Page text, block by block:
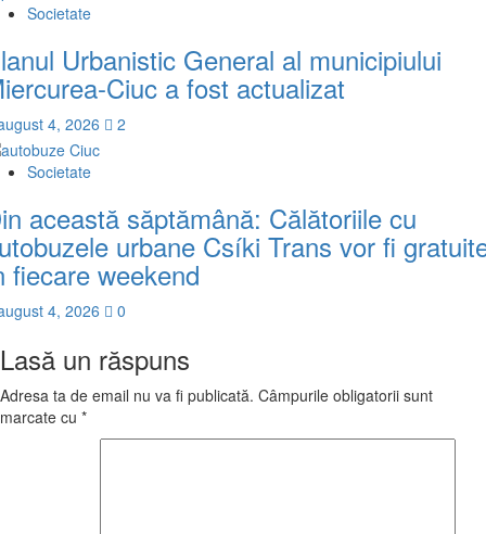
Societate
Urbanistic General al municipiului
Ciuc a fost actualizat
4, 2026 2
Societate
această săptămână: Călătoriile cu
urbane Csíki Trans vor fi
fiecare weekend
4, 2026 0
Lasă un răspuns
Adresa ta de email nu va fi publicată. Câmpurile obligatorii sunt
marcate cu *